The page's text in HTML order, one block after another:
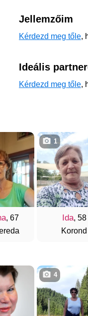
Jellemzőim
Kérdezd meg tőle,
Ideális
Kérdezd meg tőle,
, 67
Ida, 58
Korond
1
4